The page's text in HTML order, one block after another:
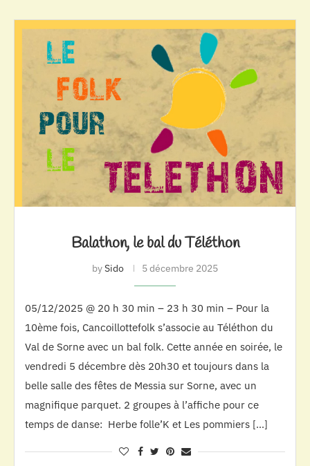
Balathon, le bal du Téléthon
bySido 5 décembre 2025
05/12/2025 @ 20 h 30 min – 23 h 30 min – Pour la
10ème fois, Cancoillottefolk s’associe au Téléthon du
Val de Sorne avec un bal folk. Cette année en soirée, le
vendredi 5 décembre dès 20h30 et toujours dans la
belle salle des fêtes de Messia sur Sorne, avec un
magnifique parquet. 2 groupes à l’affiche pour ce
temps de danse: Herbe folle’K et Les pommiers […]